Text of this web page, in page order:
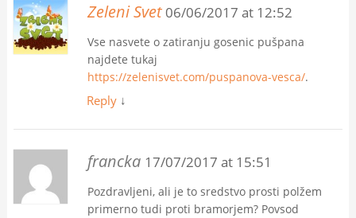
Zeleni Svet 06/06/2017 at 12:52
Vse nasvete o zatiranju gosenic pušpana
najdete tukaj
https://zelenisvet.com/puspanova-vesca/.
Reply ↓
francka 17/07/2017 at 15:51
Pozdravljeni, ali je to sredstvo prosti polžem
primerno tudi proti bramorjem? Povsod